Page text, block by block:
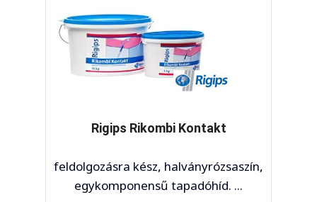
Rigips Rikombi Kontakt
feldolgozásra kész, halványrózsaszín,
egykomponensű tapadóhíd. ...